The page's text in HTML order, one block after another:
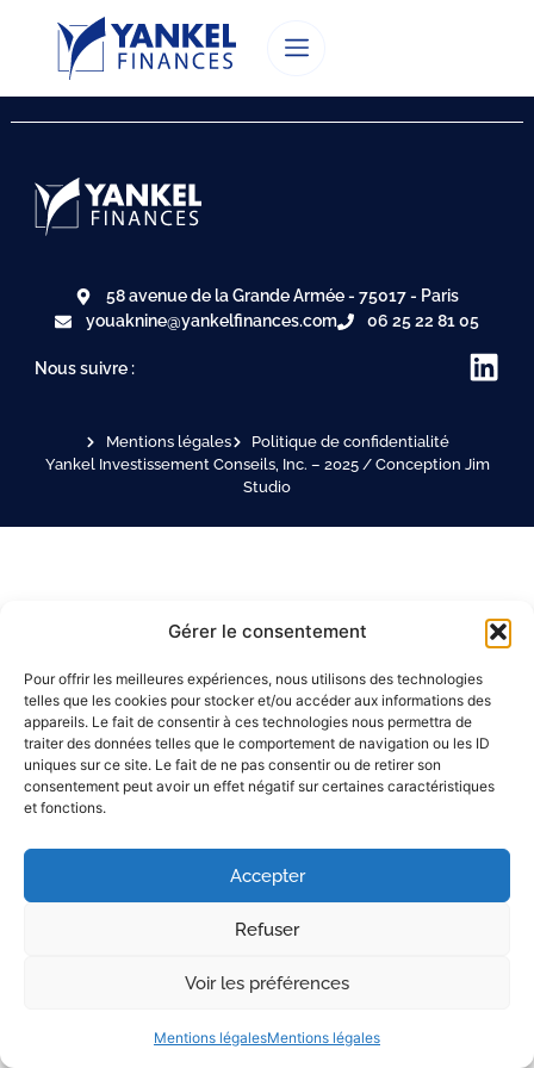
Gérer le consentement
Pour offrir les meilleures expériences, nous utilisons des technologies
telles que les cookies pour stocker et/ou accéder aux informations des
appareils. Le fait de consentir à ces technologies nous permettra de
traiter des données telles que le comportement de navigation ou les ID
uniques sur ce site. Le fait de ne pas consentir ou de retirer son
consentement peut avoir un effet négatif sur certaines caractéristiques
et fonctions.
Accepter
Refuser
Voir les préférences
Mentions légalesMentions légales
Nous suivre :
58 avenue de la Grande Armée - 75017 - Paris
youaknine@yankelfinances.com
06 25 22 81 05
Mentions légales
Politique de confidentialité
Yankel Investissement Conseils, Inc. – 2025 / Conception Jim
Studio